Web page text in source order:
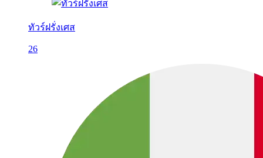
ทัวร์ฝรั่งเศส
26